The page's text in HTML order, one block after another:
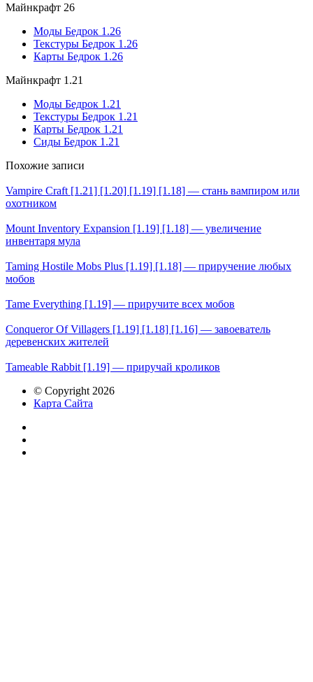
Майнкрафт 26
Моды Бедрок 1.26
Текстуры Бедрок 1.26
Карты Бедрок 1.26
Майнкрафт 1.21
Моды Бедрок 1.21
Текстуры Бедрок 1.21
Карты Бедрок 1.21
Сиды Бедрок 1.21
Похожие записи
Vampire Craft [1.21] [1.20] [1.19] [1.18] — стань вампиром или
охотником
Mount Inventory Expansion [1.19] [1.18] — увеличение
инвентаря мула
Taming Hostile Mobs Plus [1.19] [1.18] — приручение любых
мобов
Tame Everything [1.19] — приручите всех мобов
Conqueror Of Villagers [1.19] [1.18] [1.16] — завоеватель
деревенских жителей
Tameable Rabbit [1.19] — приручай кроликов
© Copyright 2026
Карта Сайта